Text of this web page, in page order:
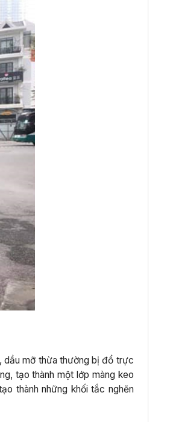
dầu mỡ thừa thường bị đổ trực
tạo thành một lớp màng keo
thành những khối tắc nghẽn